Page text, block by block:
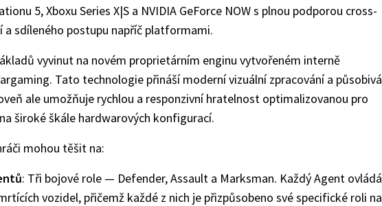
5, Xboxu Series X|S a NVIDIA GeForce NOW s plnou podporou cross-
sdíleného postupu napříč platformami.
vyvinut na novém proprietárním enginu vytvořeném interně
Tato technologie přináší moderní vizuální zpracování a působivá
ale umožňuje rychlou a responzivní hratelnost optimalizovanou pro
široké škále hardwarových konfigurací.
mohou těšit na:
: Tři bojové role — Defender, Assault a Marksman. Každý Agent ovládá
vozidel, přičemž každé z nich je přizpůsobeno své specifické roli na